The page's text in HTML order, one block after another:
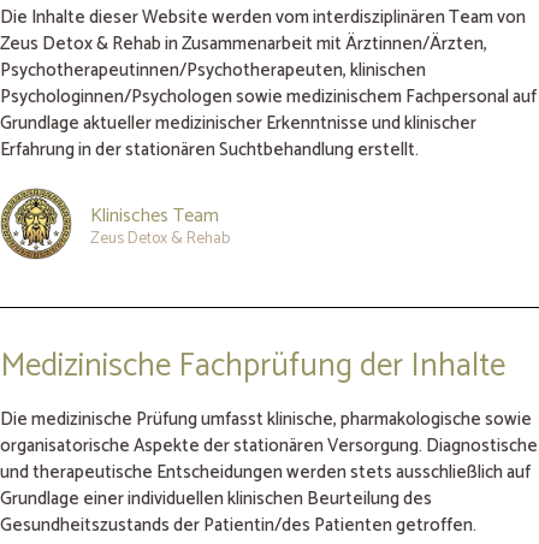
Die Inhalte dieser Website werden vom interdisziplinären Team von
Zeus Detox & Rehab in Zusammenarbeit mit Ärztinnen/Ärzten,
Psychotherapeutinnen/Psychotherapeuten, klinischen
Psychologinnen/Psychologen sowie medizinischem Fachpersonal auf
Grundlage aktueller medizinischer Erkenntnisse und klinischer
Erfahrung in der stationären Suchtbehandlung erstellt.
Klinisches Team
Zeus Detox & Rehab
Medizinische Fachprüfung der Inhalte
Die medizinische Prüfung umfasst klinische, pharmakologische sowie
organisatorische Aspekte der stationären Versorgung. Diagnostische
und therapeutische Entscheidungen werden stets ausschließlich auf
Grundlage einer individuellen klinischen Beurteilung des
Gesundheitszustands der Patientin/des Patienten getroffen.